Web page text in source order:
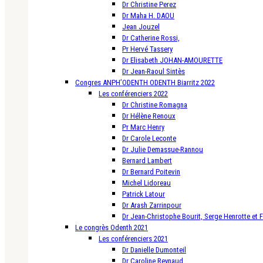
Dr Christine Perez
Dr Maha H. DAOU
Jean Jouzel
Dr Catherine Rossi,
Pr Hervé Tassery
Dr Elisabeth JOHAN-AMOURETTE
Dr Jean-Raoul Sintès
Congres ANPH’ODENTH ODENTH Biarritz 2022
Les conférenciers 2022
Dr Christine Romagna
Dr Hélène Renoux
Pr Marc Henry
Dr Carole Leconte
Dr Julie Demassue-Rannou
Bernard Lambert
Dr Bernard Poitevin
Michel Lidoreau
Patrick Latour
Dr Arash Zarrinpour
Dr Jean-Christophe Bourit, Serge Henrotte et
Le congrès Odenth 2021
Les conférenciers 2021
Dr Danielle Dumonteil
Dr Caroline Reynaud